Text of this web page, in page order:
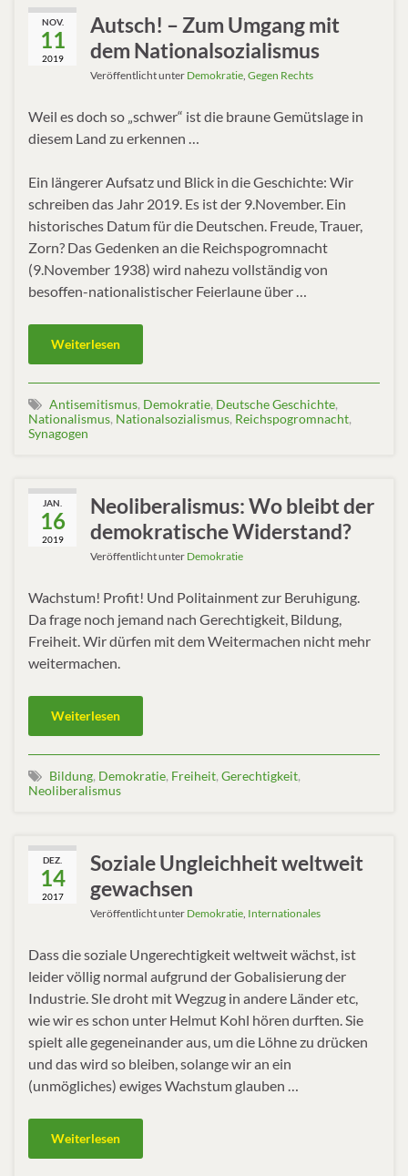
NOV.
11
2019
Autsch! – Zum Umgang mit
dem Nationalsozialismus
Veröffentlicht unter Demokratie Gegen Rechts
Weil es doch so „schwer“ ist die braune Gemütslage in
diesem Land zu erkennen …
Ein längerer Aufsatz und Blick in die Geschichte: Wir
schreiben das Jahr 2019. Es ist der 9.November. Ein
historisches Datum für die Deutschen. Freude, Trauer,
Zorn? Das Gedenken an die Reichspogromnacht
(9.November 1938) wird nahezu vollständig von
besoffen-nationalistischer Feierlaune über …
Weiterlesen
Antisemitismus, Demokratie, Deutsche Geschichte,
Nationalismus, Nationalsozialismus, Reichspogromnacht,
Synagogen
JAN.
16
2019
Neoliberalismus: Wo bleibt der
demokratische Widerstand?
Veröffentlicht unter Demokratie
Wachstum! Profit! Und Politainment zur Beruhigung.
Da frage noch jemand nach Gerechtigkeit, Bildung,
Freiheit. Wir dürfen mit dem Weitermachen nicht mehr
weitermachen.
Weiterlesen
Bildung, Demokratie, Freiheit, Gerechtigkeit,
Neoliberalismus
DEZ.
14
2017
Soziale Ungleichheit weltweit
gewachsen
Veröffentlicht unter Demokratie Internationales
Dass die soziale Ungerechtigkeit weltweit wächst, ist
leider völlig normal aufgrund der Gobalisierung der
Industrie. SIe droht mit Wegzug in andere Länder etc,
wie wir es schon unter Helmut Kohl hören durften. Sie
spielt alle gegeneinander aus, um die Löhne zu drücken
und das wird so bleiben, solange wir an ein
(unmögliches) ewiges Wachstum glauben …
Weiterlesen